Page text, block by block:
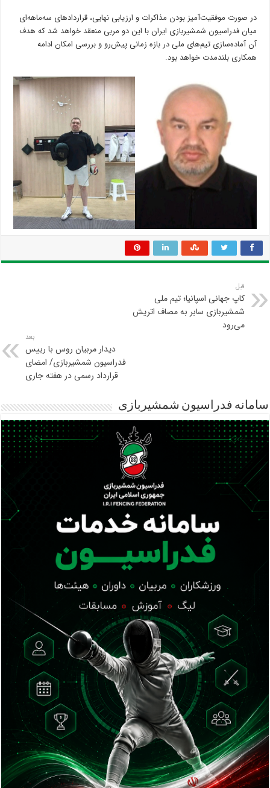
در صورت موفقیت‌آمیز بودن مذاکرات و ارزیابی نهایی، قراردادهای سه‌ماهه‌ای
میان فدراسیون شمشیربازی ایران با این دو مربی منعقد خواهد شد که هدف
آن آماده‌سازی تیم‌های ملی در بازه زمانی پیش‌رو و بررسی امکان ادامه
همکاری بلندمدت خواهد بود.
قبل
کاپ جهانی اسپانیا؛ تیم ملی
شمشیربازی سابر به مصاف اتریش
می‌رود
بعد
دیدار مربیان روس با رییس
فدراسیون شمشیربازی/ امضای
قرارداد رسمی در هفته جاری
سامانه فدراسیون شمشیربازی